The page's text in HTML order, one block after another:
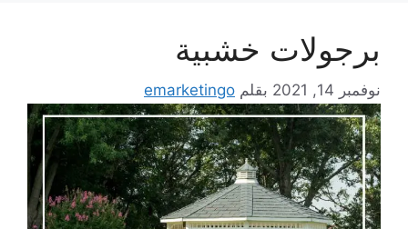
برجولات خشبية
نوفمبر 14, 2021 بقلم emarketingo